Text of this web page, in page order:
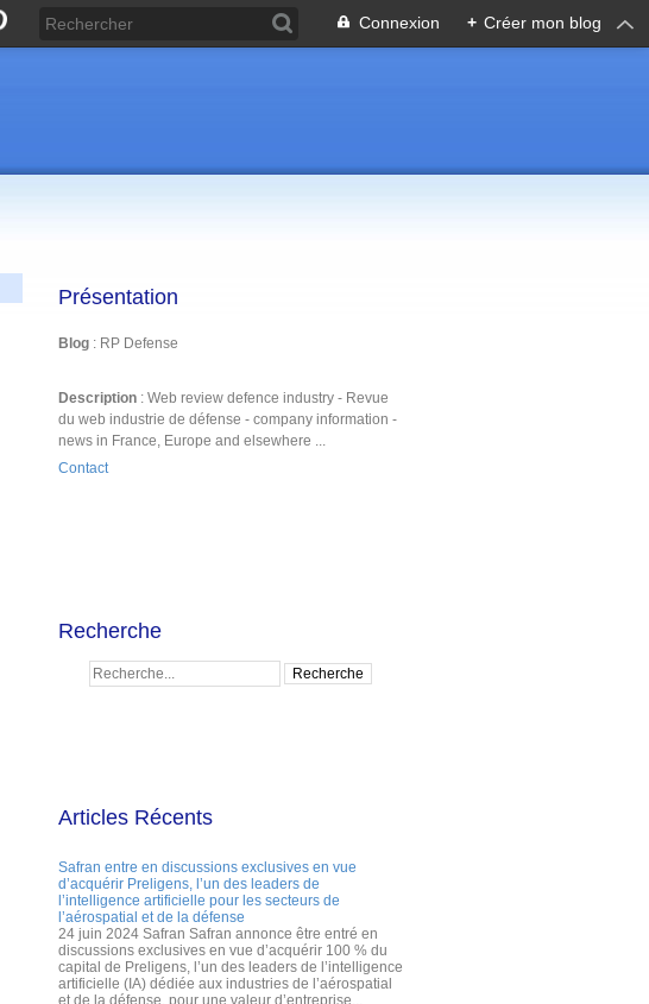
Connexion + Créer mon blog
Présentation
Blog : RP Defense
Description : Web review defence industry - Revue
du web industrie de défense - company information -
news in France, Europe and elsewhere ...
Contact
Recherche
Articles Récents
Safran entre en discussions exclusives en vue
d’acquérir Preligens, l’un des leaders de
l’intelligence artificielle pour les secteurs de
l’aérospatial et de la défense
24 juin 2024 Safran Safran annonce être entré en
discussions exclusives en vue d’acquérir 100 % du
capital de Preligens, l’un des leaders de l’intelligence
artificielle (IA) dédiée aux industries de l’aérospatial
et de la défense, pour une valeur d’entreprise...